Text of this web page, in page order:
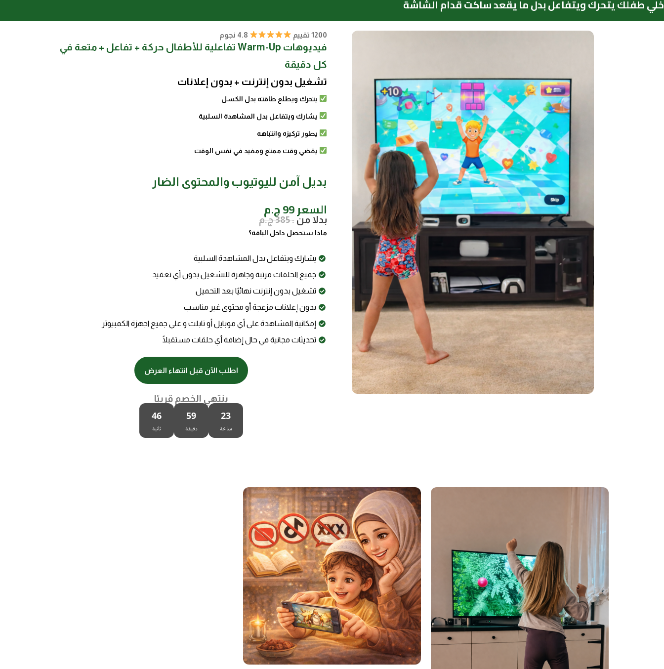
خلي طفلك يتحرك ويتفاعل بدل ما يقعد ساكت قدام الشاشة
1200 تقييم
فيديوهات Warm-Up تفاعلية للأطفال حركة + تفاعل + متعة في
كل دقيقة
تشغيل بدون إنترنت + بدون إعلانات
يتحرك ويطلع طاقته بدل الكسل
يشارك ويتفاعل بدل المشاهدة السلبية
يطور تركيزه وانتباهه
يقضي وقت ممتع ومفيد في نفس الوقت
بديل آمن لليوتيوب والمحتوى الضار
السعر 99 ج.م
بدلا من : 385 ج.م
ماذا ستحصل داخل الباقة؟
يشارك ويتفاعل بدل المشاهدة السلبية
جميع الحلقات مرتبة وجاهزة للتشغيل بدون أي تعقيد
تشغيل بدون إنترنت نهائيًا بعد التحميل
بدون إعلانات مزعجة أو محتوى غير مناسب
إمكانية المشاهدة على أي موبايل أو تابلت و علي جميع اجهزة الكمبيوتر
تحديثات مجانية في حال إضافة أي حلقات مستقبلًا
اطلب الآن قبل انتهاء العرض
ينتهي الخصم قريبًا
23
ساعة
59
دقيقة
45
ثانية